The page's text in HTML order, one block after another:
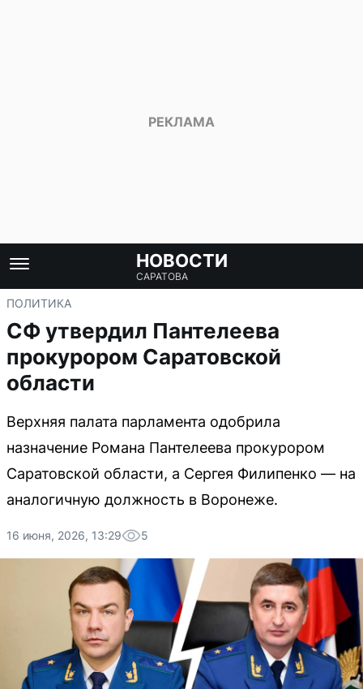
НОВОСТИ
САРАТОВА
ПОЛИТИКА
СФ утвердил Пантелеева
прокурором Саратовской
области
Верхняя палата парламента одобрила
назначение Романа Пантелеева прокурором
Саратовской области, а Сергея Филипенко — на
аналогичную должность в Воронеже.
16 июня, 2026, 13:29 5